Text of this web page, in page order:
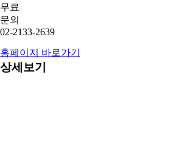
무료
문의
02-2133-2639
홈페이지 바로가기
상세보기